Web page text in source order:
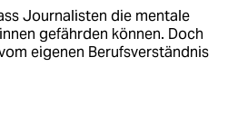
Journalisten die mentale
gefährden können. Doch
eigenen Berufsverständnis